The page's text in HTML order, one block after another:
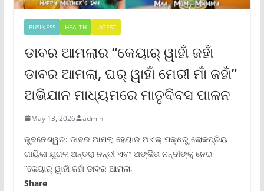
BUSINESS HEALTH LATEST
ଡାବର ଆମଲାର “କେୟାର୍ ୱାହାଁ ଜହାଁ
ଡାବର ଆମଲା, ଘର୍ ୱାହାଁ ମେରୀ ମାଁ ଜହାଁ”
ଅଭିଯାନ ମାଧ୍ୟମରେ ମାତୃଦିବସ ପାଳନ
May 13, 2026 admin
ଭୁବନେଶ୍ୱର: ଡାବର ଆମଲା ହେୟାର ଅଏଲ୍ ପକ୍ଷରୁ ଲୋକପ୍ରିୟ
ଗାୟିକା ଯୁଗଳ ଅନ୍ତରା ନନ୍ଦୀ ଏବଂ ଅଙ୍କିତା ନନ୍ଦୀଙ୍କୁ ନେଇ
“କେୟାର୍ ୱାହାଁ ଜହାଁ ଡାବର ଆମଲା,
Share